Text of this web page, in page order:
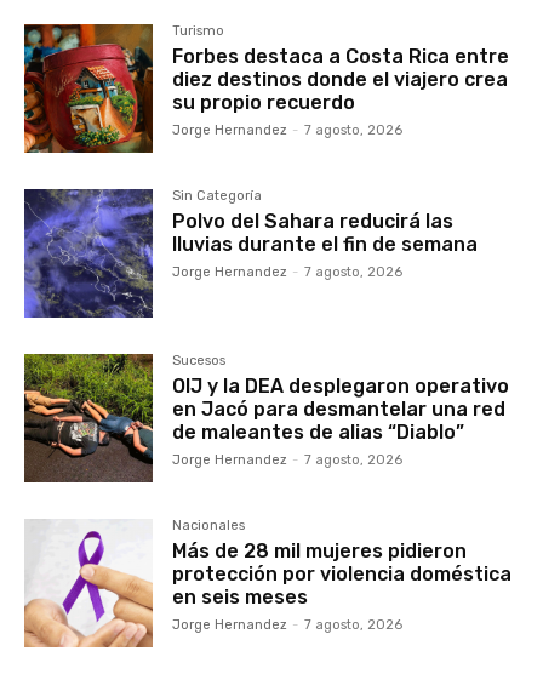
Turismo
Forbes destaca a Costa Rica entre
diez destinos donde el viajero crea
su propio recuerdo
Jorge Hernandez - 7 agosto, 2026
Sin Categoría
Polvo del Sahara reducirá las
lluvias durante el fin de semana
Jorge Hernandez - 7 agosto, 2026
Sucesos
OIJ y la DEA desplegaron operativo
en Jacó para desmantelar una red
de maleantes de alias “Diablo”
Jorge Hernandez - 7 agosto, 2026
Nacionales
Más de 28 mil mujeres pidieron
protección por violencia doméstica
en seis meses
Jorge Hernandez - 7 agosto, 2026